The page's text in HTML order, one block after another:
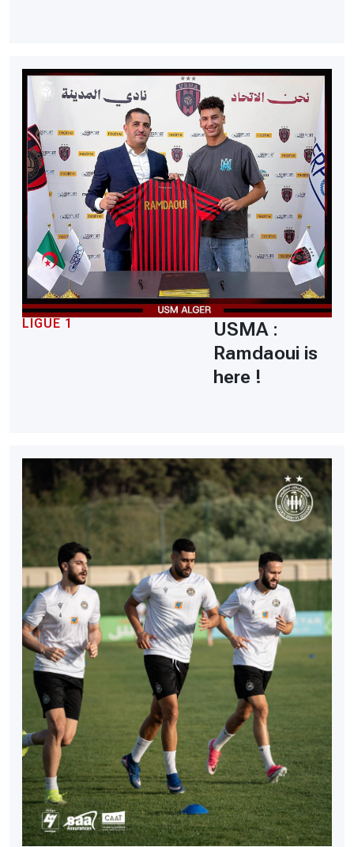
LIGUE 1
USMA :
Ramdaoui is
here !